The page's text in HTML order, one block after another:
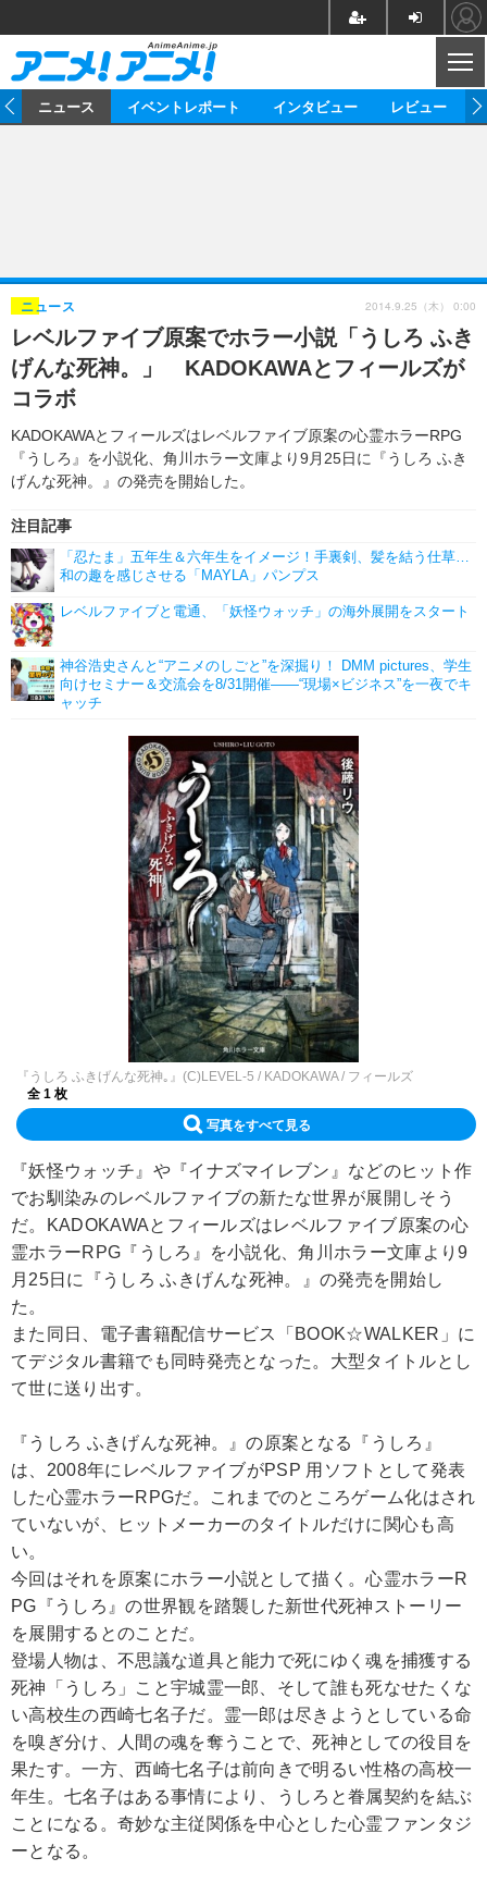
ゲーム グッズ
イベント 海外
海外イベント ビジネス
俳優・タレント アーティスト
ビジネス
アニメ 実写
書評 イベント
ゲーム 座談会
動画
アニメ！アニメ！TV ABEMA Cafe
連載・コラム
ニュース イベントレポート インタビュー レビュー
レベルファイブ原案でホラー小説「うしろ ふき
げんな死神。」 KADOKAWAとフィールズが
コラボ
KADOKAWAとフィールズはレベルファイブ原案の心霊ホラーRPG
『うしろ』を小説化、角川ホラー文庫より9月25日に『うしろ ふき
げんな死神。』の発売を開始した。
ニュース
注目記事
「忍たま」五年生＆六年生をイメージ！手裏剣、髪を結う仕草…
和の趣を感じさせる「MAYLA」パンプス
レベルファイブと電通、「妖怪ウォッチ」の海外展開をスタート
神谷浩史さんと“アニメのしごと”を深掘り！ DMM pictures、学生
向けセミナー＆交流会を8/31開催――“現場×ビジネス”を一夜でキ
ャッチ
2014.9.25（木） 0:00
『うしろ ふきげんな死神｡』(C)LEVEL-5 / KADOKAWA / フィールズ
全 1 枚
写真をすべて見る
『妖怪ウォッチ』や『イナズマイレブン』などのヒット作
でお馴染みのレベルファイブの新たな世界が展開しそう
だ。KADOKAWAとフィールズはレベルファイブ原案の心
霊ホラーRPG『うしろ』を小説化、角川ホラー文庫より9
月25日に『うしろ ふきげんな死神。』の発売を開始し
た。
また同日、電子書籍配信サービス「BOOK☆WALKER」に
てデジタル書籍でも同時発売となった。大型タイトルとし
て世に送り出す。
『うしろ ふきげんな死神。』の原案となる『うしろ』
は、2008年にレベルファイブがPSP 用ソフトとして発表
した心霊ホラーRPGだ。これまでのところゲーム化はされ
ていないが、ヒットメーカーのタイトルだけに関心も高
い。
今回はそれを原案にホラー小説として描く。心霊ホラーR
PG『うしろ』の世界観を踏襲した新世代死神ストーリー
を展開するとのことだ。
登場人物は、不思議な道具と能力で死にゆく魂を捕獲する
死神「うしろ」こと宇城霊一郎、そして誰も死なせたくな
い高校生の西崎七名子だ。霊一郎は尽きようとしている命
を嗅ぎ分け、人間の魂を奪うことで、死神としての役目を
果たす。一方、西崎七名子は前向きで明るい性格の高校一
年生。七名子はある事情により、うしろと眷属契約を結ぶ
ことになる。奇妙な主従関係を中心とした心霊ファンタジ
ーとなる。